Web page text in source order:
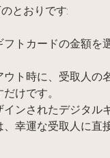
とおりです:
フトカードの金額を
ウト時に、受取人の
けです。
インされたデジタル
幸運な受取人に直